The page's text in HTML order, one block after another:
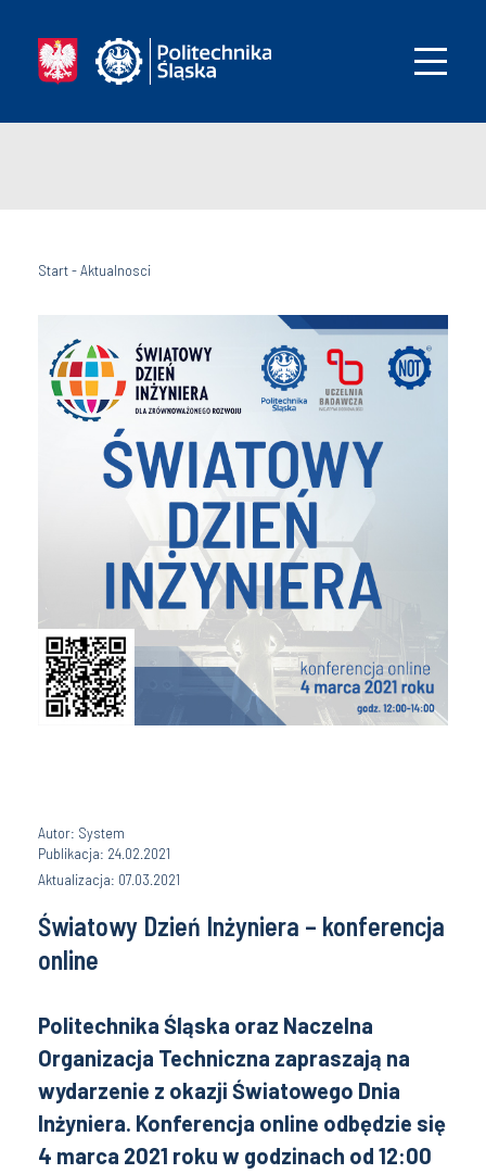
Start-Aktualnosci
Autor: System
Publikacja: 24.02.2021
Aktualizacja: 07.03.2021
Światowy Dzień Inżyniera – konferencja
online
Politechnika Śląska oraz Naczelna
Organizacja Techniczna zapraszają na
wydarzenie z okazji Światowego Dnia
Inżyniera. Konferencja online odbędzie się
4 marca 2021 roku w godzinach od 12:00